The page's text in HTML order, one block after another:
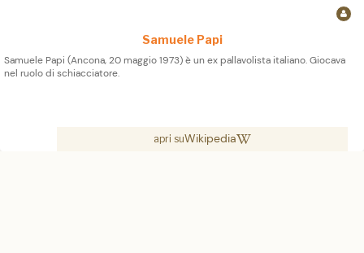
Samuele Papi
Samuele Papi (Ancona, 20 maggio 1973) è un ex pallavolista italiano. Giocava
nel ruolo di schiacciatore.
apri suWikipedia